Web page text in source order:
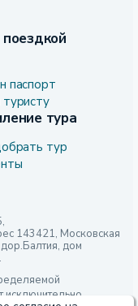
паспорт
тура
тур
143421, Московская
дом
исключительно